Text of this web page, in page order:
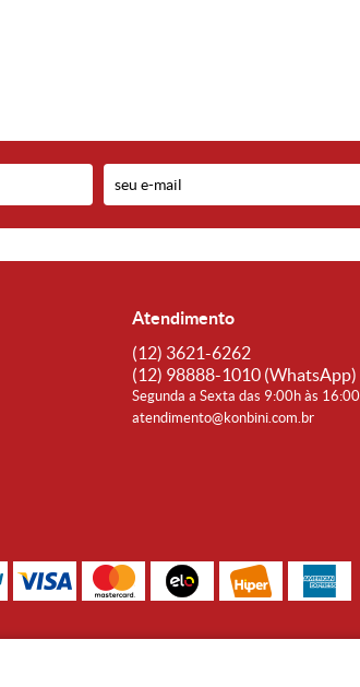
Atendimento
(12) 3621-6262
(12) 98888-1010 (WhatsApp)
Segunda a Sexta das 9:00h às
atendimento@konbini.com.br